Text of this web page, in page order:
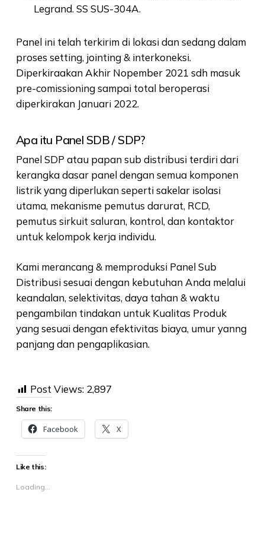
Legrand. SS SUS-304A.
Panel ini telah terkirim di lokasi dan sedang dalam
proses setting, jointing & interkoneksi.
Diperkiraakan Akhir Nopember 2021 sdh masuk
pre-comissioning sampai total beroperasi
diperkirakan Januari 2022.
Apa itu Panel SDB / SDP?
Panel SDP atau papan sub distribusi terdiri dari
kerangka dasar panel dengan semua komponen
listrik yang diperlukan seperti sakelar isolasi
utama, mekanisme pemutus darurat, RCD,
pemutus sirkuit saluran, kontrol, dan kontaktor
untuk kelompok kerja individu.
Kami merancang & memproduksi Panel Sub
Distribusi sesuai dengan kebutuhan Anda melalui
keandalan, selektivitas, daya tahan & waktu
pengambilan tindakan untuk Kualitas Produk
yang sesuai dengan efektivitas biaya, umur yanng
panjang dan pengaplikasian.
Post Views: 2,897
Share this:
Facebook X
Like this:
Loading...